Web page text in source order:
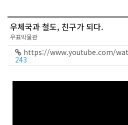
우체국과 철도, 친구가 되다.
우표박물관
https://www.youtube.com/
243